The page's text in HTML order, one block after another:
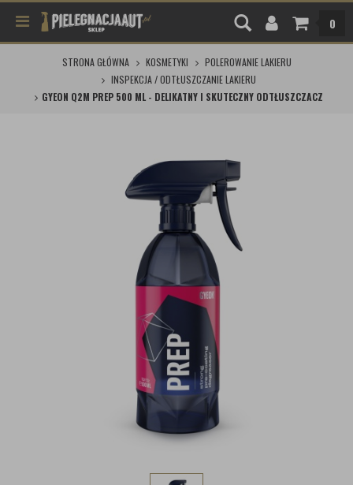
0
STRONA GŁÓWNA KOSMETYKI
POLEROWANIE LAKIERU
INSPEKCJA / ODTŁUSZCZANIE LAKIERU
GYEON Q2M PREP 500 ML - DELIKATNY I SKUTECZNY ODTŁUSZCZACZ